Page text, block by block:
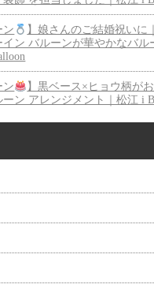
ン
】娘さんのご結婚祝いに
ン バルーンが華やかなバル
ン 】黒ベース×ヒョウ柄が
ーン アレンジメント｜松江 i